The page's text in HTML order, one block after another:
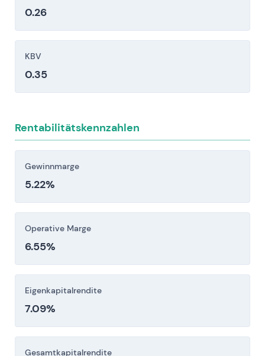
verschärfte CO2-, Emissionsfreiheits- und
China, die Entwicklungskosten erhöhen und
potenzielle Strafen mit sich bringen
Makroökonomische und Finanzierungszyklen:
können Volumen und Rentabilität erheblich
beeinträchtigen
Investitionsentscheidung sorgfältig berücksichtigen.
0.26
KBV
0.35
Rentabilitätskennzahlen
Gewinnmarge
5.22%
Operative Marge
6.55%
Eigenkapitalrendite
7.09%
Gesamtkapitalrendite